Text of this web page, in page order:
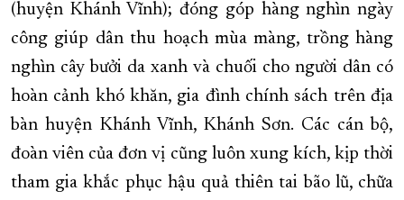
(huyện Khánh Vĩnh); đóng góp hàng nghìn ngày
công giúp dân thu hoạch mùa màng, trồng hàng
nghìn cây bưởi da xanh và chuối cho người dân có
hoàn cảnh khó khăn, gia đình chính sách trên địa
bàn huyện Khánh Vĩnh, Khánh Sơn. Các cán bộ,
đoàn viên của đơn vị cũng luôn xung kích, kịp thời
tham gia khắc phục hậu quả thiên tai bão lũ, chữa